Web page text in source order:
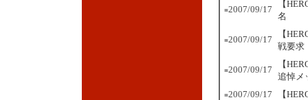
■2007/09/17
【
名
■2007/09/17
【
戦要求
■2007/09/17
【
追悼メ
■2007/09/17 【